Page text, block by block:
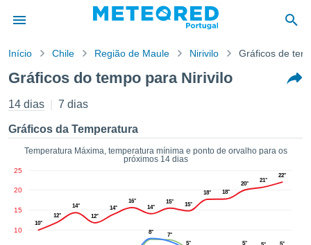
da
foi
por
para
que as
a este
Início Chile Região de Maule Nirivilo Gráficos de
Gráficos do tempo para Nirivilo
14 dias 7 dias
Gráficos da Temperatura
Temperatura Máxima, temperatura mínima e ponto de orvalho para os
próximos 14 dias
10
15
20
25
10°
12°
14°
12°
14°
16°
14°
15° 15°
18° 18°
20°
21°
22°
8°
7°
5°
5°